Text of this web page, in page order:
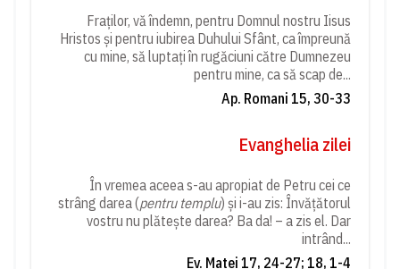
Fraților, vă îndemn, pentru Domnul nostru Iisus
Hristos și pentru iubirea Duhului Sfânt, ca împreună
cu mine, să luptați în rugăciuni către Dumnezeu
pentru mine, ca să scap de...
Ap. Romani 15, 30-33
Evanghelia zilei
În vremea aceea s-au apropiat de Petru cei ce
strâng darea (pentru templu) și i-au zis: Învățătorul
vostru nu plătește darea? Ba da! – a zis el. Dar
intrând...
Ev. Matei 17, 24-27; 18, 1-4